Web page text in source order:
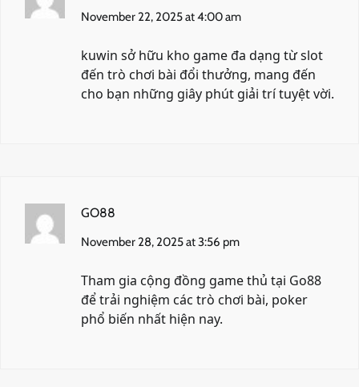
November 22, 2025 at 4:00 am
kuwin sở hữu kho game đa dạng từ slot
đến trò chơi bài đổi thưởng, mang đến
cho bạn những giây phút giải trí tuyệt vời.
GO88
November 28, 2025 at 3:56 pm
Tham gia cộng đồng game thủ tại Go88
để trải nghiệm các trò chơi bài, poker
phổ biến nhất hiện nay.